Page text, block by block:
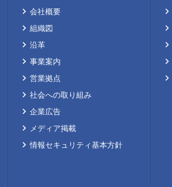
会社概要
組織図
沿革
事業案内
営業拠点
社会への取り組み
企業広告
メディア掲載
情報セキュリティ基本方針